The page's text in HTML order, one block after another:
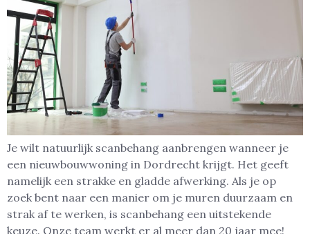
Je wilt natuurlijk scanbehang aanbrengen wanneer je
een nieuwbouwwoning in Dordrecht krijgt. Het geeft
namelijk een strakke en gladde afwerking. Als je op
zoek bent naar een manier om je muren duurzaam en
strak af te werken, is scanbehang een uitstekende
keuze. Onze team werkt er al meer dan 20 jaar mee!